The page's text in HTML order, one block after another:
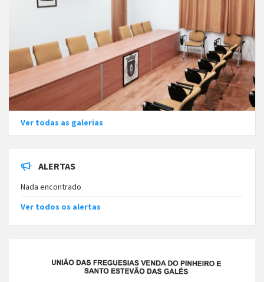
Ver todas as galerias
ALERTAS
Nada encontrado
Ver todos os alertas